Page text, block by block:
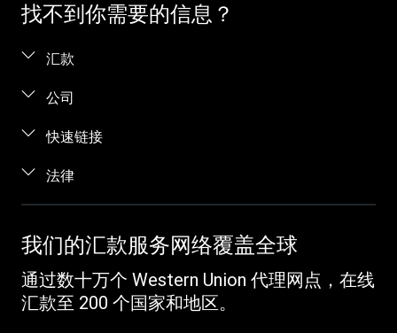
找不到你需要的信息？
汇款
汇款。
电话汇款
向服刑人员汇款
跟踪汇款
查找网点
公司
关于我们
职业发展机会
投资者关系
快速链接
登录 / 注册
加盟代理
客户服务
Western Union Rewards
推荐朋友
法律
知识产权
在线隐私声明
发起投诉
我们的汇款服务网络覆盖全球
通过数十万个 Western Union 代理网点，在线
汇款至 200 个国家和地区。